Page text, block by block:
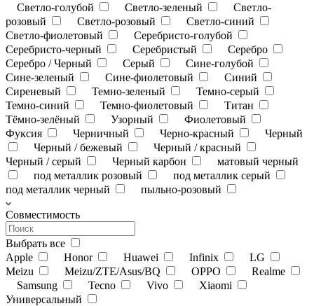
Светло-голубой
Светло-зеленый
Светло-
розовый
Светло-розовый
Светло-синий
Светло-фиолетовый
Серебристо-голубой
Серебристо-черный
Серебристый
Серебро
Серебро / Черный
Серый
Сине-голубой
Сине-зеленый
Сине-фиолетовый
Синий
Сиреневый
Темно-зеленый
Темно-серый
Темно-синий
Темно-фиолетовый
Титан
Тёмно-зелёный
Узорный
Фиолетовый
Фуксия
Черничный Черно-красный
Черный
Черный / бежевый
Черный / красный
Черный / серый
Черный карбон
матовый черный
под металлик розовый
под металлик серый
под металлик черный
пыльно-розовый
Совместимость
Выбрать все
Apple
Honor Huawei Infinix
LG
Meizu
Meizu/ZTE/Asus/BQ OPPO
Realme
Samsung
Tecno Vivo
Xiaomi
Универсальный